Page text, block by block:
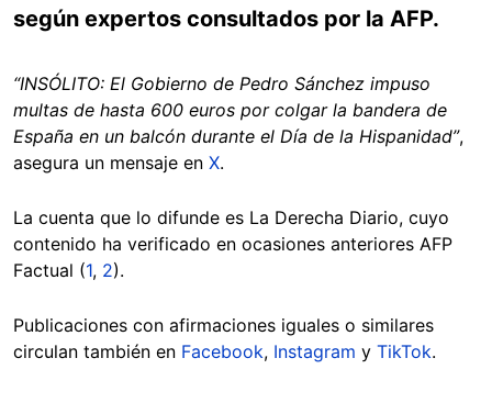
según expertos consultados por la AFP.
“INSÓLITO: El Gobierno de Pedro Sánchez impuso
multas de hasta 600 euros por colgar la bandera de
España en un balcón durante el Día de la Hispanidad”,
asegura un mensaje en X.
La cuenta que lo difunde es La Derecha Diario, cuyo
contenido ha verificado en ocasiones anteriores AFP
Factual (1, 2).
Publicaciones con afirmaciones iguales o similares
circulan también en Facebook, Instagram y TikTok.